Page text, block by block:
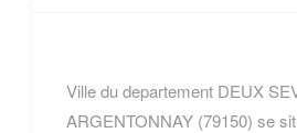
Ville du departement DEUX
ARGENTONNAY (79150) se